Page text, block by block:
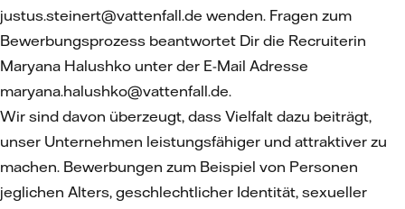
justus.steinert@vattenfall.de wenden. Fragen zum
Bewerbungsprozess beantwortet Dir die Recruiterin
Maryana Halushko unter der E-Mail Adresse
maryana.halushko@vattenfall.de.
Wir sind davon überzeugt, dass Vielfalt dazu beiträgt,
unser Unternehmen leistungsfähiger und attraktiver zu
machen. Bewerbungen zum Beispiel von Personen
jeglichen Alters, geschlechtlicher Identität, sexueller